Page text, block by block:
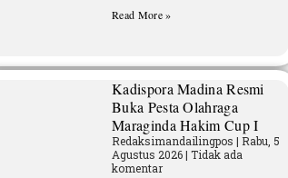
Read More »
Kadispora Madina Resmi
Buka Pesta Olahraga
Maraginda Hakim Cup I
Redaksimandailingpos Rabu, 5
Agustus 2026 Tidak ada
komentar